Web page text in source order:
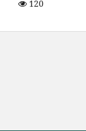
120